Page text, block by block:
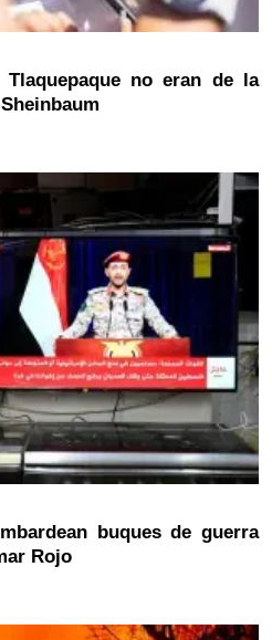
no eran de la
buques de guerra
Rojo